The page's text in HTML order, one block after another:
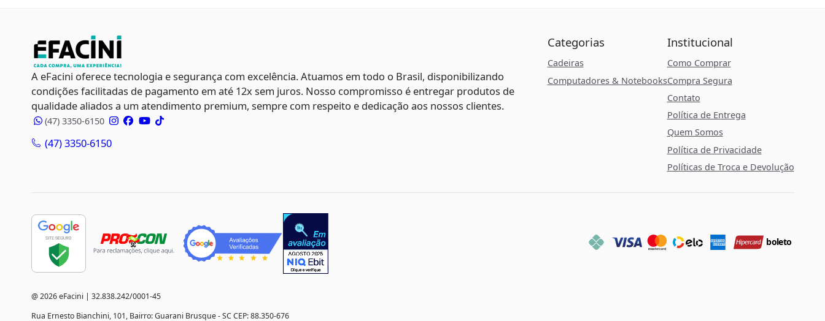
A eFacini oferece tecnologia e segurança com excelência. Atuamos em todo o Brasil, disponibilizando
condições facilitadas de pagamento em até 12x sem juros. Nosso compromisso é entregar produtos de
qualidade aliados a um atendimento premium, sempre com respeito e dedicação aos nossos clientes.
(47) 3350-6150
(47) 3350-6150
Categorias
Cadeiras
Computadores & Notebooks
Institucional
Como Comprar
Compra Segura
Contato
Política de Entrega
Quem Somos
Política de Privacidade
Políticas de Troca e Devolução
boleto
@ 2026 eFacini | 32.838.242/0001-45
Rua Ernesto Bianchini, 101, Bairro: Guarani Brusque - SC CEP: 88.350-676